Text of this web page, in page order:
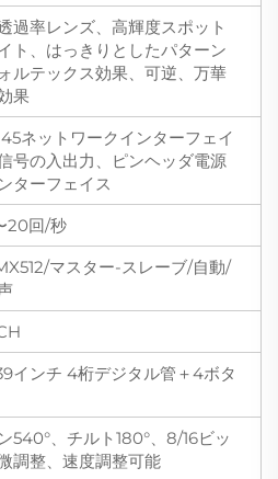
過率レンズ、高輝度スポット
ト、はっきりとしたパターン
ルテックス効果、可逆、万華
果
ネットワークインターフェイ
号の入出力、ピンヘッダ電源
ターフェイス
20回/秒
マスター-スレーブ/自動/
インチ 4桁デジタル管＋4ボタ
540°、チルト180°、8/16ビッ
調整、速度調整可能